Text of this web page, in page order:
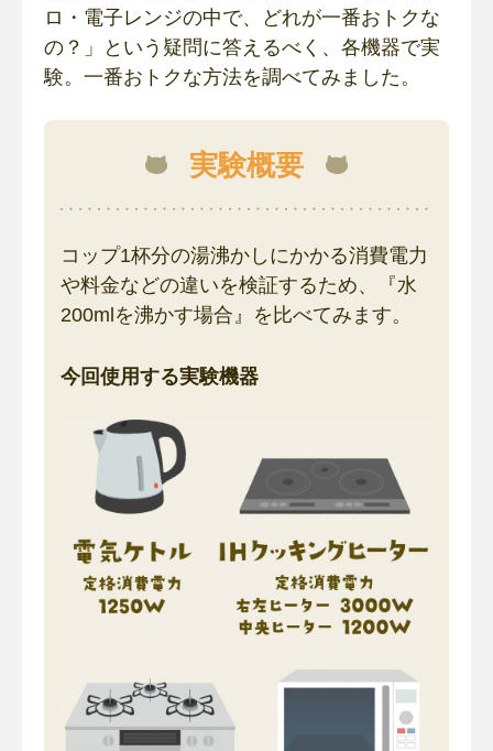
ロ・電子レンジの中で、どれが一番おトクな
の？」という疑問に答えるべく、各機器で実
験。一番おトクな方法を調べてみました。
実験概要
コップ1杯分の湯沸かしにかかる消費電力
や料金などの違いを検証するため、『水
200mlを沸かす場合』を比べてみます。
今回使用する実験機器